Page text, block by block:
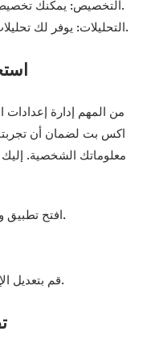
التخصيص: يمكنك تخصيص واجهة التطبيق حسب تفضيلاتك.
التحليلات: يوفر لك تحليلات دقيقة حول استخدامك للتطبيق.
3.
من المهم إدارة
اكس بت لضمان أن
معلوماتك الشخصية.
افتح تطبيق وان اكس بت وقم بتسجيل الدخول.
قم بتعديل الإعدادات بما يتناسب مع احتياجاتك.